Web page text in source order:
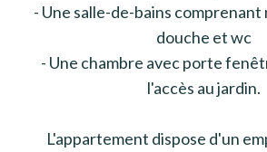
- Une salle-de-bains comprenant
douche et wc
- Une chambre avec porte
l'accès au jardin.
L'appartement dispose d'un